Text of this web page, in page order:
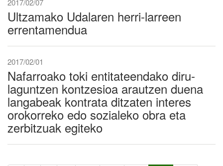
2017/02/07
Ultzamako Udalaren herri-larreen
errentamendua
2017/02/01
Nafarroako toki entitateendako diru-
laguntzen kontzesioa arautzen duena
langabeak kontrata ditzaten interes
orokorreko edo sozialeko obra eta
zerbitzuak egiteko